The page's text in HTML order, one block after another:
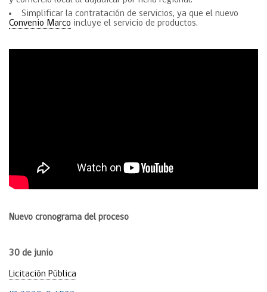
Simplificar la contratación de servicios, ya que el nuevo
Convenio Marco incluye el servicio de productos.
Nuevo cronograma del proceso
30 de junio
Licitación Pública